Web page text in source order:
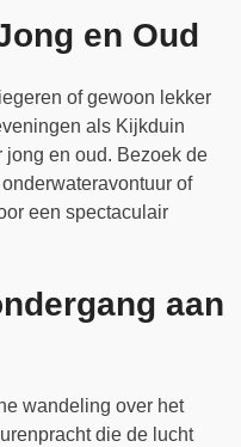
en Oud
of gewoon lekker
als Kijkduin
en oud. Bezoek de
of
een spectaculair
aan
wandeling over het
die de lucht